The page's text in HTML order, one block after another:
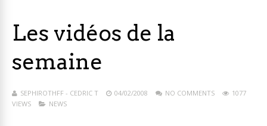
Les vidéos de la
semaine
SEPHIROTHFF - CEDRIC T 04/02/2008 NO COMMENTS
1077
VIEWS
NEWS